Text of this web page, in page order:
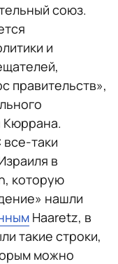
союз.
и
правительств»,
Кюррана.
таки
в
которую
нашли
Haaretz, в
такие строки,
можно